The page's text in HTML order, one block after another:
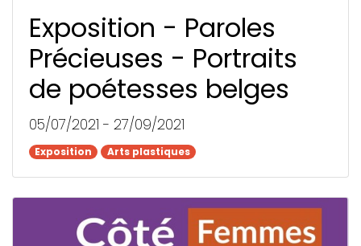
Exposition Arts plastiques
Exposition - Paroles
Précieuses - Portraits
de poétesses belges
05/07/2021 - 27/09/2021
Exposition Arts plastiques